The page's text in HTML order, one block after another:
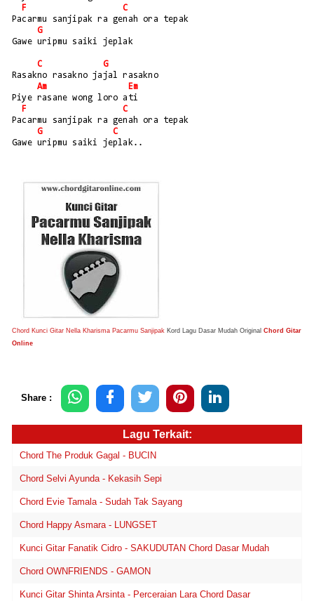
F
C
Pacarmu sanjipak ra genah ora tepak
G
Gawe uripmu saiki jeplak
C
G
Rasakno rasakno jajal rasakno
Am
Em
Piye rasane wong loro ati
F
C
Pacarmu sanjipak ra genah ora tepak
G
C
Gawe uripmu saiki jeplak..
Chord Kunci Gitar Nella Kharisma Pacarmu Sanjipak Kord Lagu Dasar Mudah Original Chord Gitar
Online
Share :
Lagu Terkait:
Chord The Produk Gagal - BUCIN
Chord Selvi Ayunda - Kekasih Sepi
Chord Evie Tamala - Sudah Tak Sayang
Chord Happy Asmara - LUNGSET
Kunci Gitar Fanatik Cidro - SAKUDUTAN Chord Dasar Mudah
Chord OWNFRIENDS - GAMON
Kunci Gitar Shinta Arsinta - Perceraian Lara Chord Dasar